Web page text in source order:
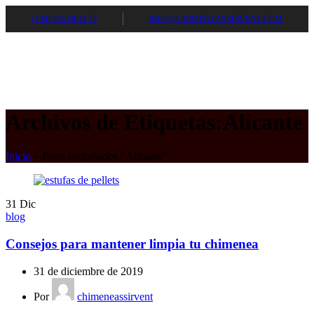
(+34) 965 59 34 79 INFO@CHIMENEASSIRVENT.COM
Archivos de Etiquetas:Alicante
Inicio » Posts etiquetados "Alicante"
31 Dic
blog
Consejos para mantener limpia tu chimenea
31 de diciembre de 2019
Por
chimeneassirvent